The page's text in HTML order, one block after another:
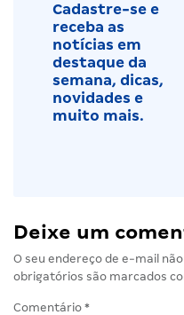
Cadastre-se e
receba as
notícias em
destaque da
semana, dicas,
novidades e
muito mais.
Deixe um
O seu endereço de e-mail
obrigatórios são marcados
Comentário *